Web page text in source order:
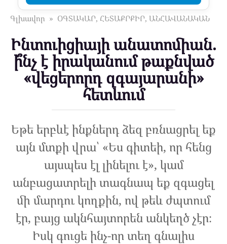
Գլխավոր » ՕԳՏԱԿԱՐ, ՀԵՏԱՔՐՔԻՐ, ԱՆՀԱՎԱՆԱԿԱՆ
Ինտուիցիայի անատոմիան.
ի՞նչ է իրականում թաքնված
«վեցերորդ զգայարանի»
հետևում
Եթե երբևէ ինքներդ ձեզ բռնացրել եք
այն մտքի վրա՝ «Ես գիտեի, որ հենց
այսպես էլ լինելու է», կամ
անբացատրելի տագնապ եք զգացել
մի մարդու կողքին, ով թեև ժպտում
էր, բայց ակնհայտորեն անկեղծ չէր։
Իսկ գուցե ինչ-որ տեղ գնալիս